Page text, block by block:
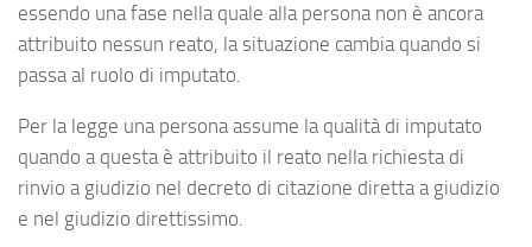
essendo una fase nella quale alla persona non è ancora
attribuito nessun reato, la situazione cambia quando si
passa al ruolo di imputato.
Per la legge una persona assume la qualità di imputato
quando a questa è attribuito il reato nella richiesta di
rinvio a giudizio nel decreto di citazione diretta a giudizio
e nel giudizio direttissimo.